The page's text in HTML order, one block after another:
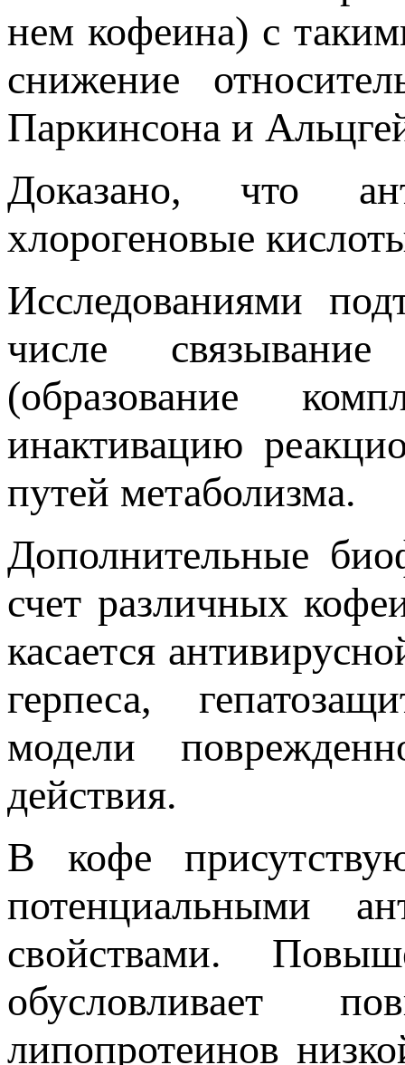
нем кофеина) с
снижение
Паркинсона и
Доказано, что
хлорогеновые
Исследованиями
числе
(образование
инактивацию
путей метаболизма.
Дополнительные
счет различных
касается
герпеса,
модели
действия.
В кофе
потенциальными
свойствами.
обусловливает
липопротеинов